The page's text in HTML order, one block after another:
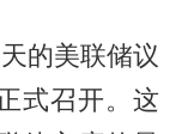
的美联储议
式召开。这